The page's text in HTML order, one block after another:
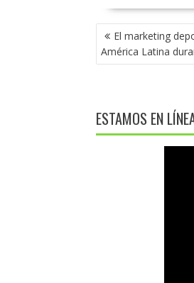
NAVEGACIÓN
DE
ENTRADAS
El marketing
América Latina
ESTAMOS EN